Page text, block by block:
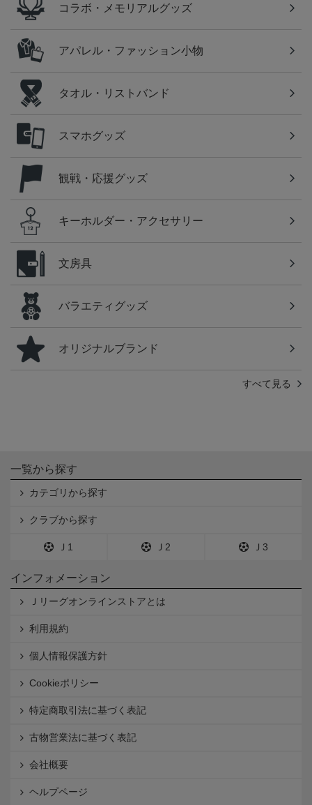
コラボ・メモリアルグッズ
アパレル・ファッション小物
タオル・リストバンド
スマホグッズ
観戦・応援グッズ
キーホルダー・アクセサリー
文房具
バラエティグッズ
オリジナルブランド
すべて見る
一覧から探す
カテゴリから探す
クラブから探す
Ｊ1 Ｊ2 Ｊ3
インフォメーション
Ｊリーグオンラインストアとは
利用規約
個人情報保護方針
Cookieポリシー
特定商取引法に基づく表記
古物営業法に基づく表記
会社概要
ヘルプページ